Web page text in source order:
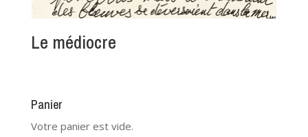
Le médiocre
Panier
Votre panier est vide.